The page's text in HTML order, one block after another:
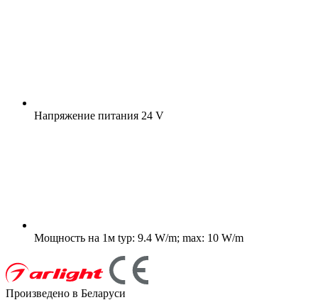
Напряжение питания 24 V
Мощность на 1м typ: 9.4 W/m; max: 10 W/m
Произведено в Беларуси